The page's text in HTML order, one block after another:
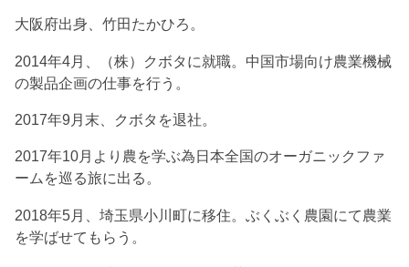
大阪府出身、竹田たかひろ。
2014年4月、（株）クボタに就職。中国市場向け農業機械
の製品企画の仕事を行う。
2017年9月末、クボタを退社。
2017年10月より農を学ぶ為日本全国のオーガニックファ
ームを巡る旅に出る。
2018年5月、埼玉県小川町に移住。ぶくぶく農園にて農業
を学ばせてもらう。